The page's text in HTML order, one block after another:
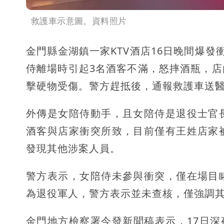
救護車示意圖。資料照片
金門縣金湖鎮一家KTV酒店16日晚間爆發
侍離場時引起3名酒客不滿，怒摔酒瓶，
擊硬物受傷。警方趕抵後，通報救護車送
外傳是女陪侍動手，且女陪侍是退役士
酒客與店家衝突所致，目前僅有王姓店
發現其他涉案人員。
警方表示，女陪侍未參與衝突，僅在場
為退役軍人，警方表示並未查核，僅強調
金門地方檢察署今發新聞稿表示，17日